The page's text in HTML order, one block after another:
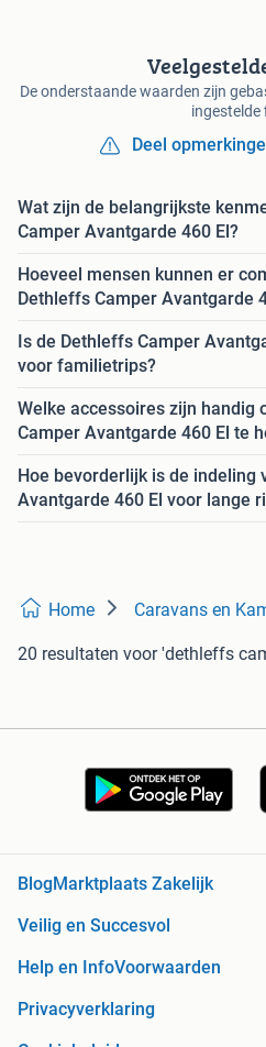
De onderstaande waarden zijn
ingestelde
Deel
Wat zijn de belangrijkste
Camper Avantgarde 460 El?
Hoeveel mensen kunnen er
Dethleffs Camper Avantgarde
Is de Dethleffs Camper
voor familietrips?
Welke accessoires zijn handig
Camper Avantgarde 460 El te
Hoe bevorderlijk is de indeling
Avantgarde 460 El voor lange
Home Caravans en
20 resultaten voor 'dethleffs
Blog Marktplaats Zakelijk
Veilig en Succesvol
Help en InfoVoorwaarden
Privacyverklaring